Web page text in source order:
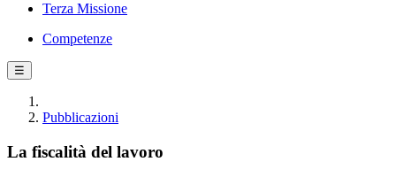
Terza Missione
Competenze
☰
Pubblicazioni
La fiscalità del lavoro